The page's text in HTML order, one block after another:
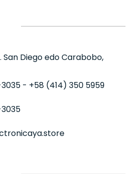
San Diego edo Carabobo,
- +58 (414) 350 5959